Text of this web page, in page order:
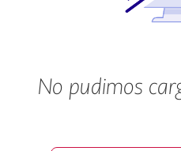
No pudimos